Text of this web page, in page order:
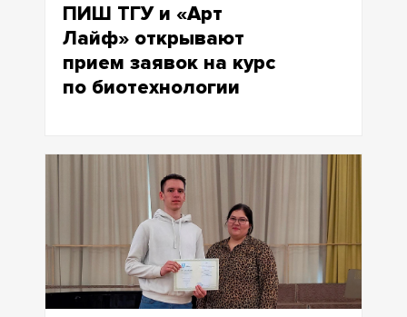
ПИШ ТГУ и «Арт
Лайф» открывают
прием заявок на курс
по биотехнологии
действующие сотрудники компаний и
научных центров